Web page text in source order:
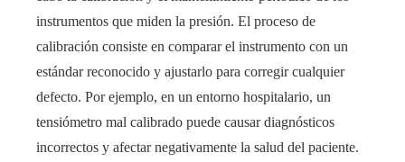
instrumentos que miden la presión. El proceso de
calibración consiste en comparar el instrumento con un
estándar reconocido y ajustarlo para corregir cualquier
defecto. Por ejemplo, en un entorno hospitalario, un
tensiómetro mal calibrado puede causar diagnósticos
incorrectos y afectar negativamente la salud del paciente.